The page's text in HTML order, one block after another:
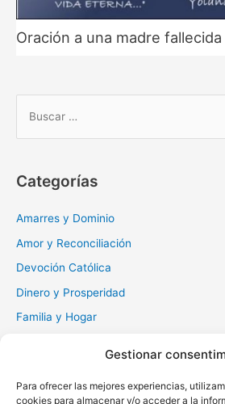
Gestionar
Para ofrecer las mejores experiencias,
cookies para almacenar y/o acceder a la
Oración a una madre fallecida
r
Categorías
Amarres y Dominio
Amor y Reconciliación
Devoción Católica
Dinero y Prosperidad
Familia y Hogar
Muerte y Difuntos